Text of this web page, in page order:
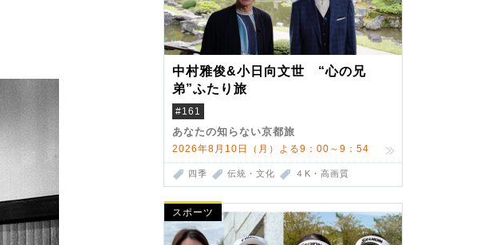
中村雅俊&小日向文世 “心の兄
弟”ふたり旅
#161
あなたの知らない京都旅
2026年8月10日（月）よる9：00～9：54
四季 伝統・文化 ４K・高画質
スポーツ